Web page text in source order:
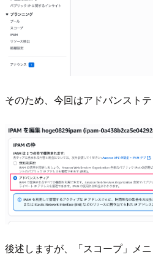
そのため、今回はアドバンストテ
後述しますが、「スコープ」メ